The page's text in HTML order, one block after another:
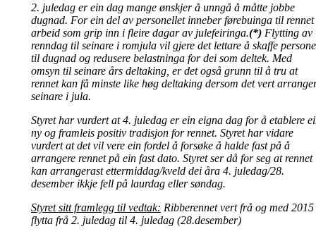
2. juledag er ein dag mange ønskjer å unngå å måtte jobbe
dugnad. For ein del av personellet inneber førebuinga til rennet
arbeid som grip inn i fleire dagar av julefeiringa.(*) Flytting av
renndag til seinare i romjula vil gjere det lettare å skaffe
til dugnad og redusere belastninga for dei som deltek. Med
omsyn til seinare års deltaking, er det også grunn til å tru at
rennet kan få minste like høg deltaking dersom det vert
seinare i jula.
Styret har vurdert at 4. juledag er ein eigna dag for å etablere
ny og framleis positiv tradisjon for rennet. Styret har vidare
vurdert at det vil vere ein fordel å forsøke å halde fast på å
arrangere rennet på ein fast dato. Styret ser då for seg at rennet
kan arrangerast ettermiddag/kveld dei åra 4. juledag/28.
desember ikkje fell på laurdag eller søndag.
Styret sitt framlegg til vedtak: Ribberennet vert frå og med 2015
flytta frå 2. juledag til 4. juledag (28.desember)